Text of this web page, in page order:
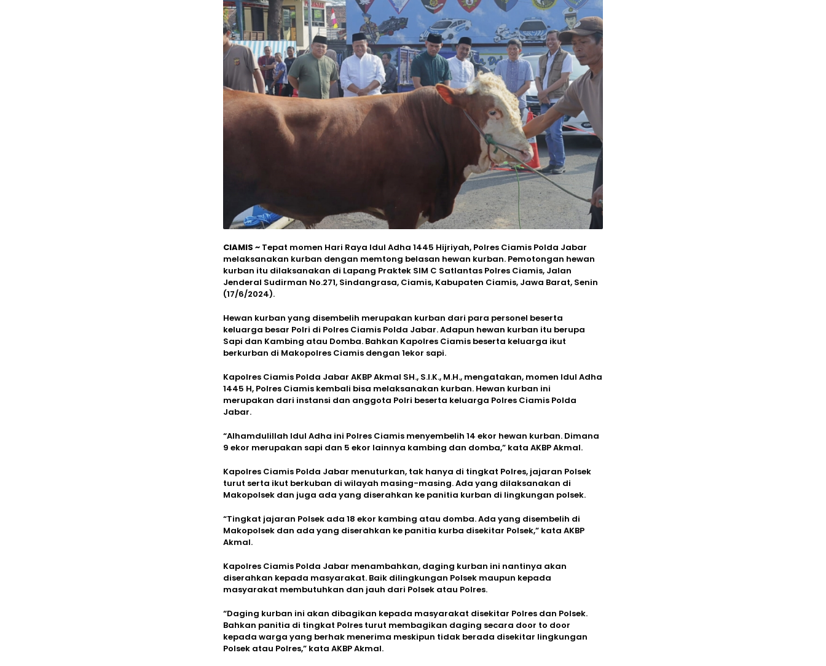
CIAMIS ~ Tepat momen Hari Raya Idul Adha 1445 Hijriyah, Polres Ciamis Polda Jabar
melaksanakan kurban dengan memtong belasan hewan kurban. Pemotongan hewan
kurban itu dilaksanakan di Lapang Praktek SIM C Satlantas Polres Ciamis, Jalan
Jenderal Sudirman No.271, Sindangrasa, Ciamis, Kabupaten Ciamis, Jawa Barat, Senin
(17/6/2024).
Hewan kurban yang disembelih merupakan kurban dari para personel beserta
keluarga besar Polri di Polres Ciamis Polda Jabar. Adapun hewan kurban itu berupa
Sapi dan Kambing atau Domba. Bahkan Kapolres Ciamis beserta keluarga ikut
berkurban di Makopolres Ciamis dengan 1ekor sapi.
Kapolres Ciamis Polda Jabar AKBP Akmal SH., S.I.K., M.H., mengatakan, momen Idul Adha
1445 H, Polres Ciamis kembali bisa melaksanakan kurban. Hewan kurban ini
merupakan dari instansi dan anggota Polri beserta keluarga Polres Ciamis Polda
Jabar.
“Alhamdulillah Idul Adha ini Polres Ciamis menyembelih 14 ekor hewan kurban. Dimana
9 ekor merupakan sapi dan 5 ekor lainnya kambing dan domba,” kata AKBP Akmal.
Kapolres Ciamis Polda Jabar menuturkan, tak hanya di tingkat Polres, jajaran Polsek
turut serta ikut berkuban di wilayah masing-masing. Ada yang dilaksanakan di
Makopolsek dan juga ada yang diserahkan ke panitia kurban di lingkungan polsek.
“Tingkat jajaran Polsek ada 18 ekor kambing atau domba. Ada yang disembelih di
Makopolsek dan ada yang diserahkan ke panitia kurba disekitar Polsek,” kata AKBP
Akmal.
Kapolres Ciamis Polda Jabar menambahkan, daging kurban ini nantinya akan
diserahkan kepada masyarakat. Baik dilingkungan Polsek maupun kepada
masyarakat membutuhkan dan jauh dari Polsek atau Polres.
“Daging kurban ini akan dibagikan kepada masyarakat disekitar Polres dan Polsek.
Bahkan panitia di tingkat Polres turut membagikan daging secara door to door
kepada warga yang berhak menerima meskipun tidak berada disekitar lingkungan
Polsek atau Polres,” kata AKBP Akmal.